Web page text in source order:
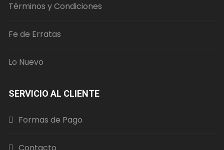
Términos y Condiciones
Fe de Erratas
Lo Nuevo
SERVICIO AL CLIENTE
Formas de Pago